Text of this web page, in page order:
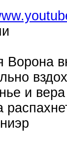
Ворона
и вера